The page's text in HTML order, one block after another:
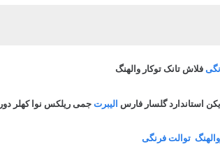
فلاش تانک توکار والهنگ
استاندارد گلسار فارس الیبرتجمی ریلکس نوا کهلر
توالت فرنگی